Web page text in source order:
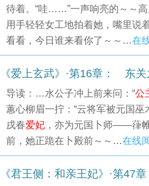
待着。“哇……”一声响亮的～～高
用手轻轻女工地拍着她，嘴里说
看看，今日谁来看你了～～…在
《爱上玄武》·第16章： 东关
导读：…水公子冲上前来问：“公
蕙心柳眉一拧：“云将军被元国
戌春爱妃 ，亦为元国卜师——葎
前，她正跪在卜殿前～～…在线
《君王侧：和亲王妃》·第47